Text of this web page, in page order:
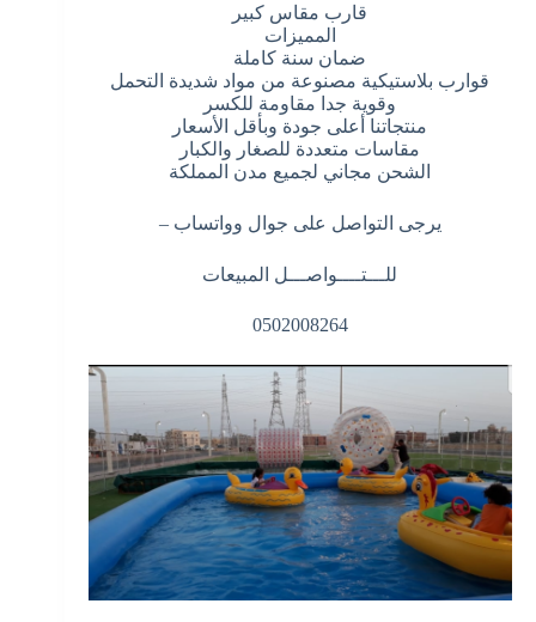
قارب مقاس كبير
المميزات
ضمان سنة كاملة
قوارب بلاستيكية مصنوعة من مواد شديدة التحمل
وقوية جدا مقاومة للكسر
منتجاتنا أعلى جودة وبأقل الأسعار
مقاسات متعددة للصغار والكبار
الشحن مجاني لجميع مدن المملكة
يرجى التواصل على جوال وواتساب –
للـــتــــواصـــل المبيعات
0502008264